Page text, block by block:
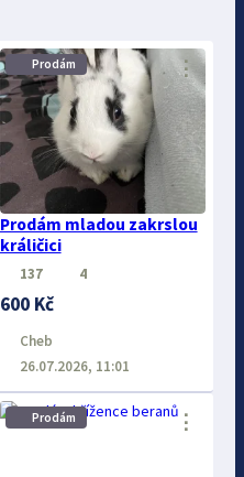
Prodám
Prodám mladou zakrslou
králičici
⋮
137 4
600 Kč
Cheb
26.07.2026, 11:01
Prodám ⋮